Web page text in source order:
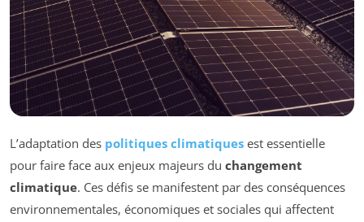
L’adaptation des politiques climatiques est essentielle
pour faire face aux enjeux majeurs du changement
climatique. Ces défis se manifestent par des conséquences
environnementales, économiques et sociales qui affectent